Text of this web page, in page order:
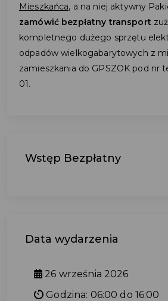
Mieszkańca, a na niej aktywny
zamówić bezpłatny transport
kompletnego dużego sprzętu
odpadów wielkogabarytowych z
zamieszkania do GPSZOK pod nr
01.
Wstęp Bezpłatny
Data wydarzenia
26 września 2026
Godzina: 06:00 do 16:00